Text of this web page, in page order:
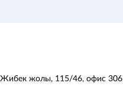
Жибек жолы, 115/46, офис 306